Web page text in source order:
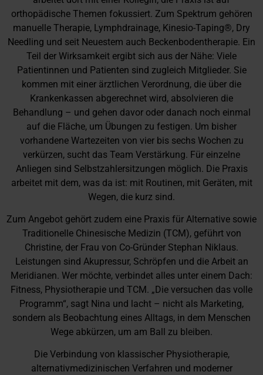
orthopädische Themen fokussiert. Zum Spektrum gehören
manuelle Therapie, Lymphdrainage, Kinesio-Taping®, Dry
Needling und seit Neuestem auch Beckenbodentherapie. Ein
Teil der Wirksamkeit ergibt sich aus der Nähe: Viele
Patientinnen und Patienten sind zugleich Mitglieder. Sie
kommen mit einer ärztlichen Verordnung, die über die
Krankenkassen abgerechnet wird, absolvieren die
Behandlung – und gehen davor oder danach noch einmal
auf die Fläche, um Übungen zu festigen. Um bisher
vorhandene Wartezeiten von vier bis sechs Wochen zu
verkürzen, sucht das Team Verstärkung. Für einzelne
Anliegen sind Selbstzahlersitzungen möglich. Die Praxis
arbeitet mit dem, was da ist: mit Routinen, mit Geräten, mit
Wegen, die kurz sind.
Zum Angebot gehört zudem eine Praxis für Alternative sowie
Traditionelle Chinesische Medizin (TCM), geführt von
Christine, der Frau von Co-Gründer Stephan Niklaus.
Leistungen sind Akupressur, Schröpfen und die Arbeit an
Meridianen. Wer möchte, verbindet alles unter einem Dach:
Fitness, Physiotherapie und TCM. „Die versuchen das volle
Programm“, sagt Nina und lacht – nicht als Marketing,
sondern als Beobachtung eines Alltags, in dem Menschen
Wege abkürzen, um am Ball zu bleiben.
Die Verbindung von klassischer Physiotherapie,
alternativmedizinischen Verfahren und moderner